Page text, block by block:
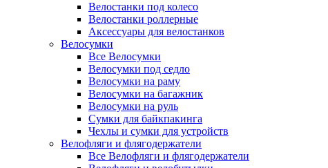
Велостанки под колесо
Велостанки роллерные
Аксессуары для велостанков
Велосумки
Все Велосумки
Велосумки под седло
Велосумки на раму
Велосумки на багажник
Велосумки на руль
Сумки для байкпакинга
Чехлы и сумки для устройств
Велофляги и флягодержатели
Все Велофляги и флягодержатели